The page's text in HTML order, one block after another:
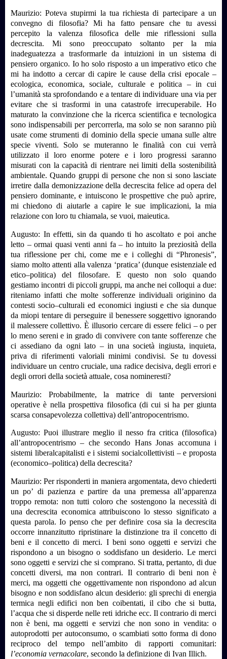
Maurizio: Poteva stupirmi la tua richiesta di partecipare a un
convegno di filosofia? Mi ha fatto pensare che tu avessi
percepito la valenza filosofica delle mie riflessioni sulla
decrescita. Mi sono preoccupato soltanto per la mia
inadeguatezza a trasformarle da intuizioni in un sistema di
pensiero organico. Io ho solo risposto a un imperativo etico che
mi ha indotto a cercar di capire le cause della crisi epocale –
ecologica, economica, sociale, culturale e politica – in cui
l’umanità sta sprofondando e a tentare di individuare una via per
evitare che si trasformi in una catastrofe irrecuperabile. Ho
maturato la convinzione che la ricerca scientifica e tecnologica
sono indispensabili per percorrerla, ma solo se non saranno più
usate come strumenti di dominio della specie umana sulle altre
specie viventi. Solo se muteranno le finalità con cui verrà
utilizzato il loro enorme potere e i loro progressi saranno
misurati con la capacità di rientrare nei limiti della sostenibilità
ambientale. Quando gruppi di persone che non si sono lasciate
irretire dalla demonizzazione della decrescita felice ad opera del
pensiero dominante, e intuiscono le prospettive che può aprire,
mi chiedono di aiutarle a capire le sue implicazioni, la mia
relazione con loro tu chiamala, se vuoi, maieutica.
Augusto: In effetti, sin da quando ti ho ascoltato e poi anche
letto – ormai quasi venti anni fa – ho intuito la preziosità della
tua riflessione per chi, come me e i colleghi di “Phronesis”,
siamo molto attenti alla valenza ‘pratica’ (dunque esistenziale ed
etico–politica) del filosofare. E questo non solo quando
gestiamo incontri di piccoli gruppi, ma anche nei colloqui a due:
riteniamo infatti che molte sofferenze individuali originino da
contesti socio–culturali ed economici ingiusti e che sia dunque
da miopi tentare di perseguire il benessere soggettivo ignorando
il malessere collettivo. È illusorio cercare di essere felici – o per
lo meno sereni e in grado di convivere con tante sofferenze che
ci assediano da ogni lato – in una società ingiusta, inquieta,
priva di riferimenti valoriali minimi condivisi. Se tu dovessi
individuare un centro cruciale, una radice decisiva, degli errori e
degli orrori della società attuale, cosa nomineresti?
Maurizio: Probabilmente, la matrice di tante perversioni
operative è nella prospettiva filosofica (di cui si ha per giunta
scarsa consapevolezza collettiva) dell’antropocentrismo.
Augusto: Puoi illustrare meglio il nesso fra critica (filosofica)
all’antropocentrismo – che secondo Hans Jonas accomuna i
sistemi liberalcapitalisti e i sistemi socialcollettivisti – e proposta
(economico–politica) della decrescita?
Maurizio: Per risponderti in maniera argomentata, devo chiederti
un po’ di pazienza e partire da una premessa all’apparenza
troppo remota: non tutti coloro che sostengono la necessità di
una decrescita economica attribuiscono lo stesso significato a
questa parola. Io penso che per definire cosa sia la decrescita
occorre innanzitutto ripristinare la distinzione tra il concetto di
beni e il concetto di merci. I beni sono oggetti e servizi che
rispondono a un bisogno o soddisfano un desiderio. Le merci
sono oggetti e servizi che si comprano. Si tratta, pertanto, di due
concetti diversi, ma non contrari. Il contrario di beni non è
merci, ma oggetti che oggettivamente non rispondono ad alcun
bisogno e non soddisfano alcun desiderio: gli sprechi di energia
termica negli edifici non ben coibentati, il cibo che si butta,
l’acqua che si disperde nelle reti idriche ecc. Il contrario di merci
non è beni, ma oggetti e servizi che non sono in vendita: o
autoprodotti per autoconsumo, o scambiati sotto forma di dono
reciproco del tempo nell’ambito di rapporti comunitari:
l’economia vernacolare, secondo la definizione di Ivan Illich.